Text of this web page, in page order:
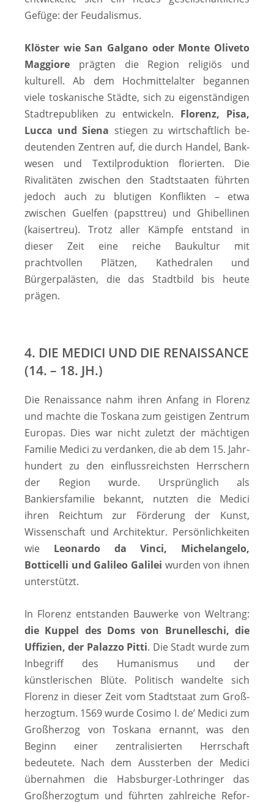
Gefüge: der Feudalismus.
Klöster wie San Galgano oder Monte Oliveto
Maggiore prägten die Region religiös und
kulturell. Ab dem Hoch­mit­tel­al­ter begannen
viele toskanische Städte, sich zu ei­gen­stän­di­gen
Stadt­­re­­pu­­bli­k­en zu ent­­wick­­eln. Florenz, Pisa,
Lucca und Sie­na stiegen zu wirtschaftlich be­
deu­ten­den Zen­tren auf, die durch Handel, Bank­
we­sen und Tex­til­pro­duk­tion flo­rier­ten. Die
Rivalitäten zwischen den Stadtstaaten führten
jedoch auch zu blutigen Konflikten – etwa
zwischen Guelfen (papsttreu) und Ghibellinen
(kaisertreu). Trotz aller Kämpfe entstand in
dieser Zeit eine reiche Baukultur mit
prachtvollen Plätzen, Kathedralen und
Bürgerpalästen, die das Stadtbild bis heute
prägen.
4. DIE MEDICI UND DIE RENAISSANCE
(14. – 18. JH.)
Die Renaissance nahm ihren Anfang in Florenz
und machte die Toskana zum geistigen Zentrum
Europas. Dies war nicht zuletzt der mächtigen
Familie Medici zu verdanken, die ab dem 15. Jahr­
hun­dert zu den ein­fluss­reichs­ten Herrschern
der Region wurde. Ur­sprüng­lich als
Bankiersfamilie bekannt, nutzten die Medici
ihren Reichtum zur Förderung der Kunst,
Wissenschaft und Architektur. Persönlichkeiten
wie Leo­nar­do da Vinci, Michelangelo,
Botticelli und Galileo Galilei wurden von ihnen
unterstützt.
In Florenz entstanden Bauwerke von Weltrang:
die Kuppel des Doms von Brunelleschi, die
Uffizien, der Palazzo Pitti. Die Stadt wurde zum
Inbegriff des Humanismus und der
künstlerischen Blüte. Politisch wandelte sich
Florenz in dieser Zeit vom Stadtstaat zum Groß­
her­zog­tum. 1569 wurde Cosimo I. de’ Medici zum
Groß­her­zog von Toskana ernannt, was den
Beginn einer zen­tra­li­sier­ten Herrschaft
bedeutete. Nach dem Aus­ster­ben der Medici
übernahmen die Habs­bur­ger-Loth­ring­er das
Groß­her­zog­tum und führten zahl­rei­che Re­for­